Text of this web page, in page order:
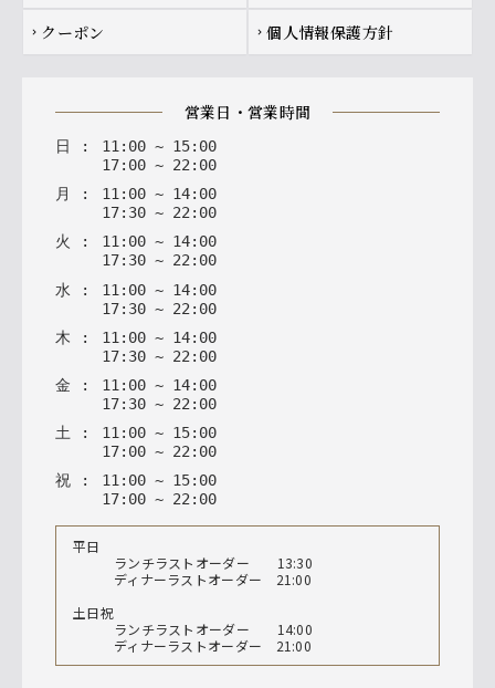
chevron_right クーポン chevron_right 個人情報保護方針
営業日・営業時間
日 : 11 : 00 ~ 15: 00
17: 00 ~ 22 : 00
月
: 11: 00 ~ 14: 00
17: 30 ~ 22: 00
火
: 11: 00 ~ 14: 00
17: 30 ~ 22: 00
水 : 11 : 00 ~ 14: 00
17: 30 ~ 22 : 00
木 : 11 : 00 ~ 14: 00
17: 30 ~ 22 : 00
金 : 11 : 00 ~ 14: 00
17: 30 ~ 22 : 00
土 : 11 : 00 ~ 15: 00
17: 00 ~ 22 : 00
祝 : 11: 00 ~ 15: 00
17: 00 ~ 22: 00
平日
ランチラストオーダー 13:30
ディナーラストオーダー 21:00
土日祝
ランチラストオーダー 14:00
ディナーラストオーダー 21:00